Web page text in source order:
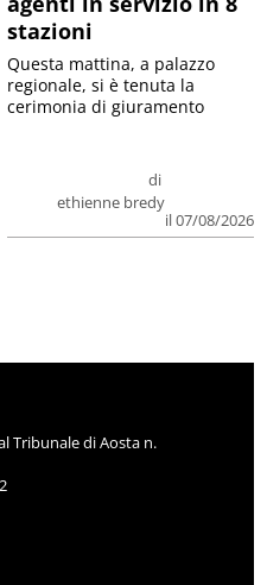
stazioni
di
ethienne bredy
il 07/08/2026
Questa mattina, a palazzo
regionale, si è tenuta la
cerimonia di giuramento
Tribunale di Aosta n.